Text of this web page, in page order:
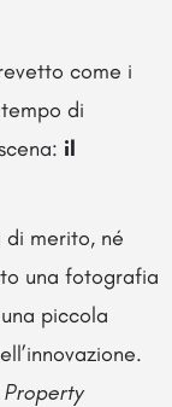
come i
di
il
di merito, né
una fotografia
piccola